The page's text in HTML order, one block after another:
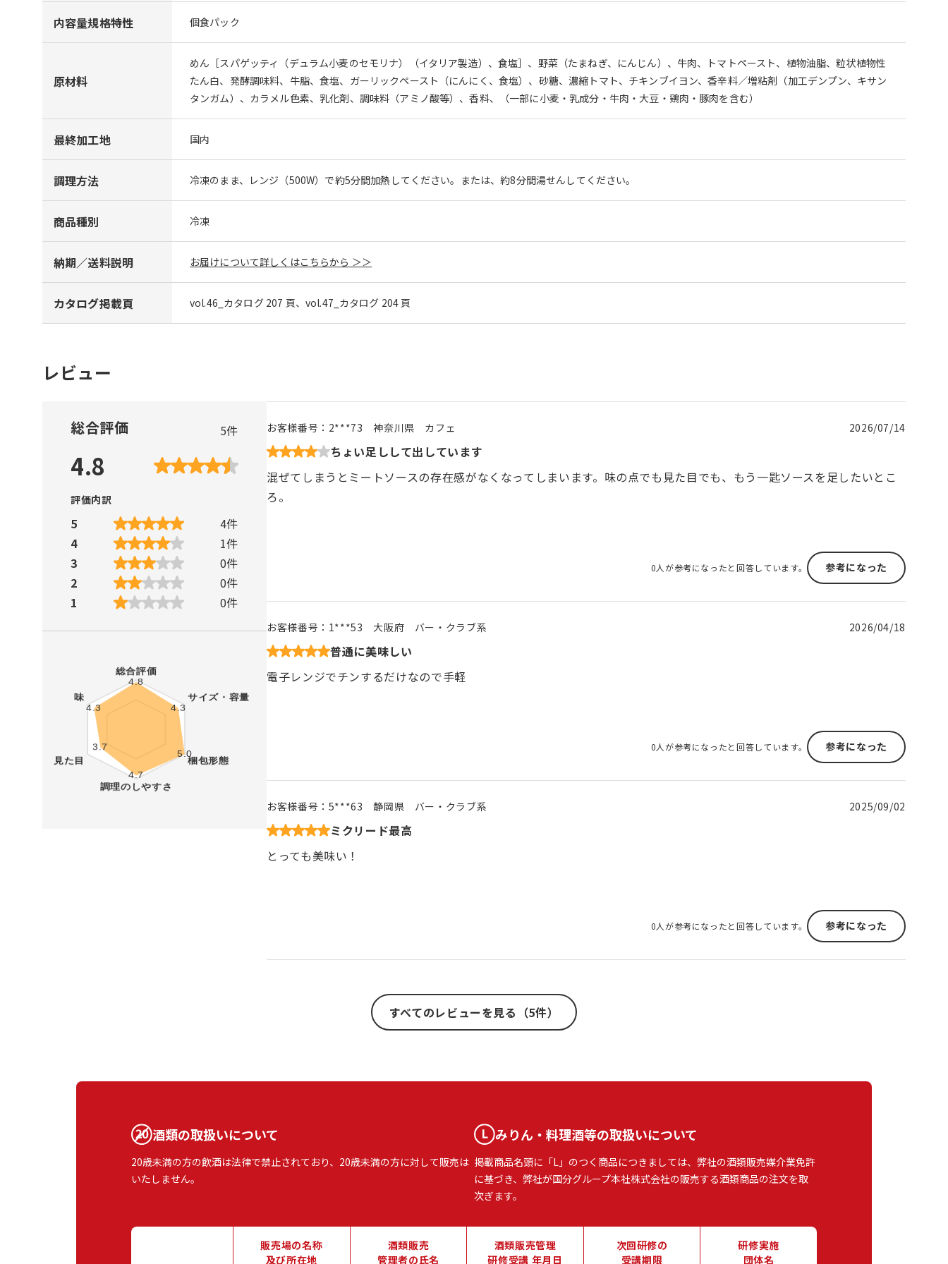
内容量規格特性 個食パック
原材料
めん［スパゲッティ（デュラム小麦のセモリナ）（イタリア製造）、食塩］、野菜（たまねぎ、にんじん）、牛肉、トマトペースト、植物油脂、粒状植物性
たん白、発酵調味料、牛脂、食塩、ガーリックペースト（にんにく、食塩）、砂糖、濃縮トマト、チキンブイヨン、香辛料／増粘剤（加工デンプン、キサン
タンガム）、カラメル色素、乳化剤、調味料（アミノ酸等）、香料、（一部に小麦・乳成分・牛肉・大豆・鶏肉・豚肉を含む）
最終加工地 国内
調理方法 冷凍のまま、レンジ（500W）で約5分間加熱してください。または、約8分間湯せんしてください。
商品種別 冷凍
納期／送料説明 お届けについて詳しくはこちらから ＞＞
カタログ掲載頁 vol.46_カタログ 207 頁、vol.47_カタログ 204 頁
レビュー
総合評価 5件
4.8
評価内訳
5 4件
4
1件
3
0件
2
0件
1
0件
お客様番号： 2***73 神奈川県 カフェ 2026/07/14
ちょい足しして出しています
混ぜてしまうとミートソースの存在感がなくなってしまいます。味の点でも見た目でも、もう一匙ソースを足したいとこ
ろ。
0人が参考になったと回答しています。 参考になった
お客様番号： 1***53 大阪府 バー・クラブ系 2026/04/18
普通に美味しい
電子レンジでチンするだけなので手軽
0人が参考になったと回答しています。 参考になった
お客様番号： 5***63 静岡県 バー・クラブ系 2025/09/02
ミクリード最高
とっても美味い！
0人が参考になったと回答しています。 参考になった
すべてのレビューを見る（5件）
酒類の取扱いについて
20歳未満の方の飲酒は法律で禁止されており、20歳未満の方に対して販売は
いたしません。
みりん・料理酒等の取扱いについて
掲載商品名頭に「L」のつく商品につきましては、弊社の酒類販売媒介業免許
に基づき、弊社が国分グループ本社株式会社の販売する酒類商品の注文を取
次ぎます。
販売場の名称
及び所在地
酒類販売
管理者の氏名
酒類販売管理
研修受講 年月日
次回研修の
受講期限
研修実施
団体名